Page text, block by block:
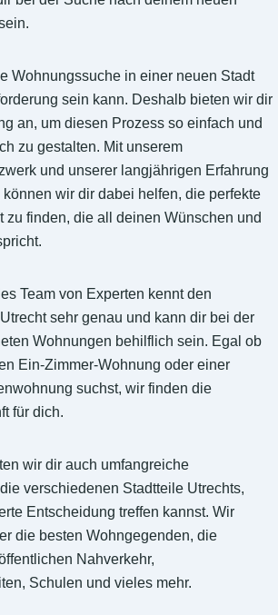
Wohnungssuche in einer neuen Stadt
sein kann. Deshalb bieten wir dir
an, um diesen Prozess so einfach und
zu gestalten. Mit unserem
und unserer langjährigen Erfahrung
wir dir dabei helfen, die perfekte
zu finden, die all deinen Wünschen und
Team von Experten kennt den
sehr genau und kann dir bei der
Wohnungen behilflich sein. Egal ob
Ein-Zimmer-Wohnung oder einer
suchst, wir finden die
für dich.
wir dir auch umfangreiche
verschiedenen Stadtteile Utrechts,
Entscheidung treffen kannst. Wir
die besten Wohngegenden, die
Nahverkehr,
Schulen und vieles mehr.